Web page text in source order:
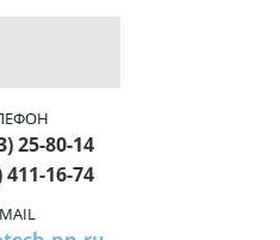
25-80-14
411-16-74